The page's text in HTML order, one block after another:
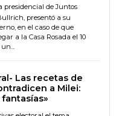
presidencial de Juntos
presentó a su
en el caso de que
a la Casa Rosada el 10
Las recetas de
a Milei: